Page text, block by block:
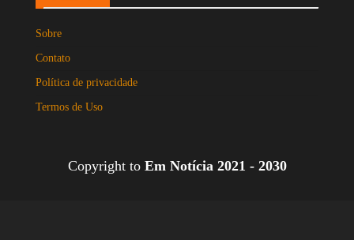
Sobre
Contato
Política de privacidade
Termos de Uso
Copyright to Em Notícia 2021 - 2030